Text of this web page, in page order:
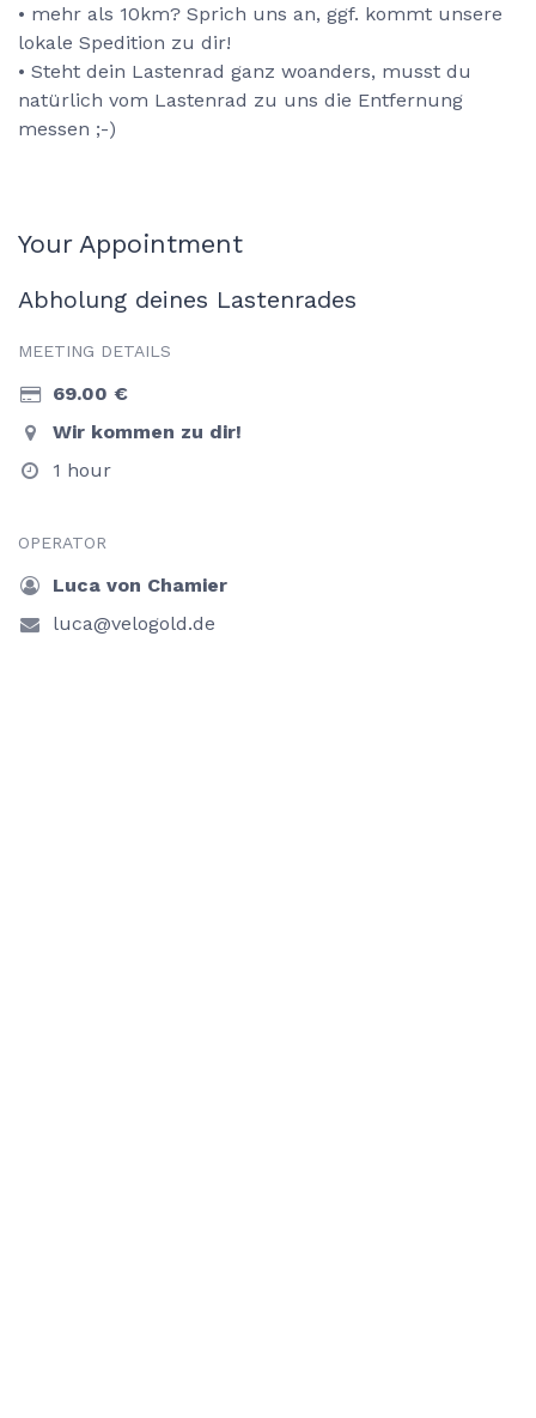
• mehr als 10km? Sprich uns an, ggf. kommt unsere
lokale Spedition zu dir!
• Steht dein Lastenrad ganz woanders, musst du
natürlich vom Lastenrad zu uns die Entfernung
messen ;-)
Your Appointment
Abholung deines Lastenrades
MEETING DETAILS
69.00 €
Wir kommen zu dir!
1 hour
OPERATOR
Luca von Chamier
luca@velogold.de